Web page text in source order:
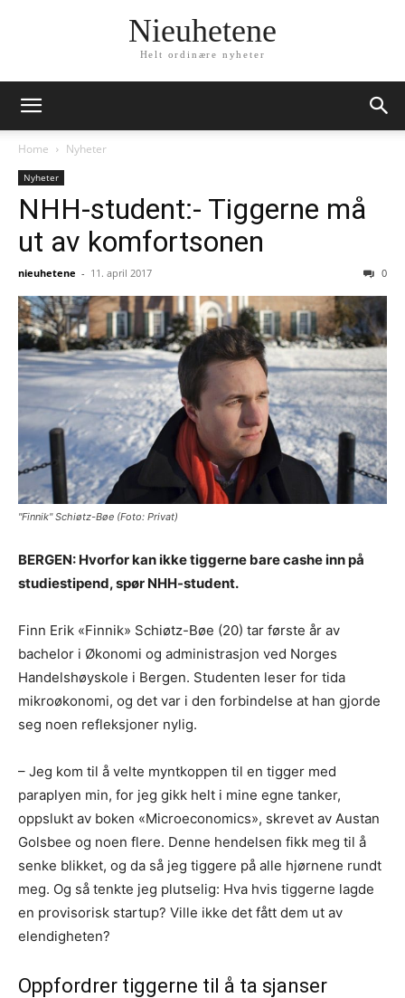
Nieuhetene
Helt ordinære nyheter
Home Nyheter
Nyheter
NHH-student:- Tiggerne må
ut av komfortsonen
nieuhetene - 11. april 2017 0
"Finnik" Schiøtz-Bøe (Foto: Privat)
BERGEN: Hvorfor kan ikke tiggerne bare cashe inn på
studiestipend, spør NHH-student.
Finn Erik «Finnik» Schiøtz-Bøe (20) tar første år av
bachelor i Økonomi og administrasjon ved Norges
Handelshøyskole i Bergen. Studenten leser for tida
mikroøkonomi, og det var i den forbindelse at han gjorde
seg noen refleksjoner nylig.
– Jeg kom til å velte myntkoppen til en tigger med
paraplyen min, for jeg gikk helt i mine egne tanker,
oppslukt av boken «Microeconomics», skrevet av Austan
Golsbee og noen flere. Denne hendelsen fikk meg til å
senke blikket, og da så jeg tiggere på alle hjørnene rundt
meg. Og så tenkte jeg plutselig: Hva hvis tiggerne lagde
en provisorisk startup? Ville ikke det fått dem ut av
elendigheten?
Oppfordrer tiggerne til å ta sjanser